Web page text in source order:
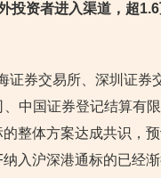
投资者进入渠道，超
证券交易所、深圳证券
中国证券登记结算有
整体方案达成共识，
入沪深港通标的已经